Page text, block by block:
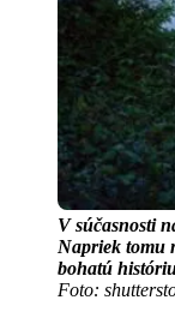
V súčasnosti
Napriek tomu
bohatú
Foto: